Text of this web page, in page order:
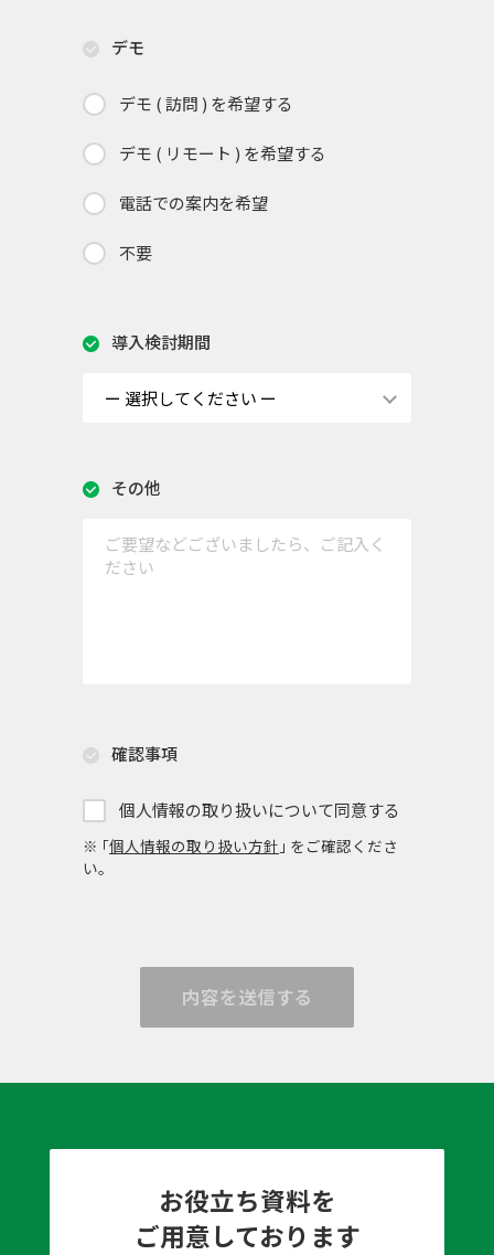
デモ
デモ ( 訪問 ) を希望する
デモ ( リモート ) を希望する
電話での案内を希望
不要
導入検討期間
その他
確認事項
個人情報の取り扱いについて同意する
※ ｢個人情報の取り扱い方針 ｣ をご確認くださ
い。
内容を送信する
お役立ち資料を
ご用意しております